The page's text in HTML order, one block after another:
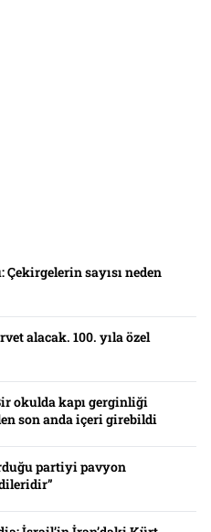
sayısı neden
alacak. 100. yıla özel
okulda kapı gerginliği
son anda içeri girebildi
partiyi pavyon